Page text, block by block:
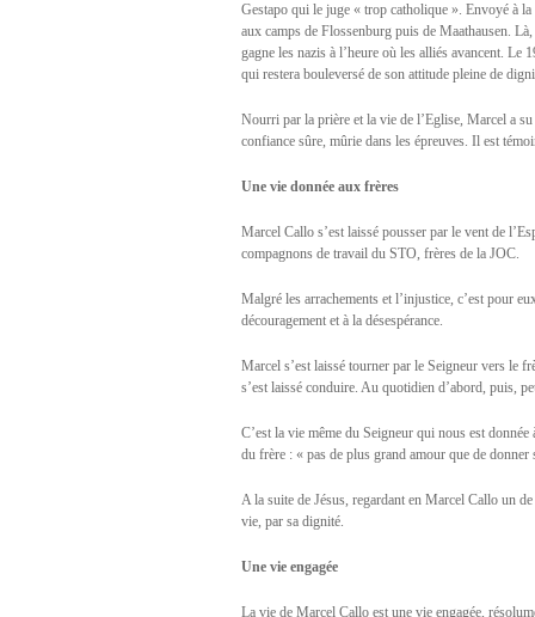
Gestapo qui le juge « trop catholique ». Envoyé à
aux camps de Flossenburg puis de Maathausen.
gagne les nazis à l’heure où les alliés avancent. Le
qui restera bouleversé de son attitude pleine de
Nourri par la prière et la vie de l’Eglise, Marcel a
confiance sûre, mûrie dans les épreuves. Il est
Une vie donnée aux frères
Marcel Callo s’est laissé pousser par le vent de
compagnons de travail du STO, frères de la JOC.
Malgré les arrachements et l’injustice, c’est pour
découragement et à la désespérance.
Marcel s’est laissé tourner par le Seigneur vers le
s’est laissé conduire. Au quotidien d’abord, puis,
C’est la vie même du Seigneur qui nous est
du frère : « pas de plus grand amour que de donner
A la suite de Jésus, regardant en Marcel Callo un
vie, par sa dignité.
Une vie engagée
La vie de Marcel Callo est une vie engagée,